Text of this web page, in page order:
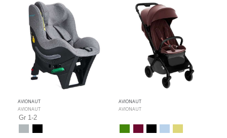
AVIONAUT
AVIONAUT
Gr 1-2
AVIONAUT
AVIONAUT